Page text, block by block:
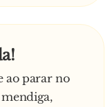
ao parar no